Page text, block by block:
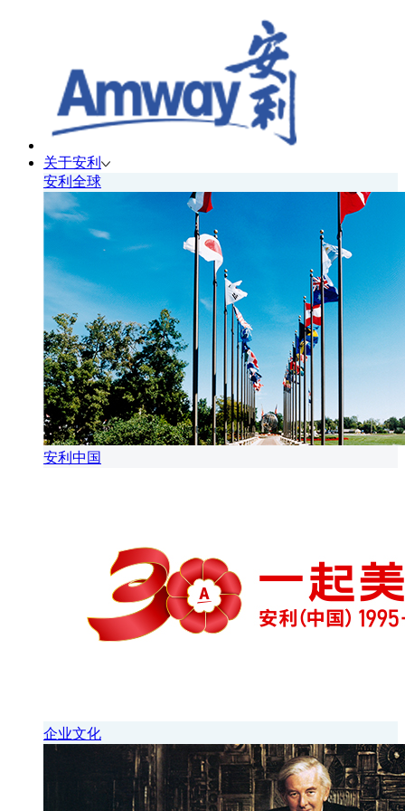
关于安利
安利全球
安利中国
企业文化